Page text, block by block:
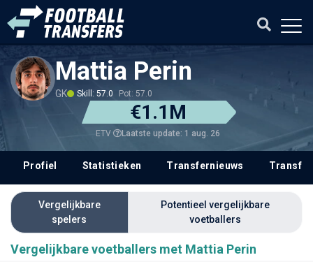
Mattia Perin
GK Skill: 57.0 Pot: 57.0
€1.1M
ETV Laatste update: 1 aug. 26
Profiel Statistieken Transfernieuws
Vergelijkbare
spelers
Potentieel vergelijkbare
voetballers
Vergelijkbare voetballers met Mattia Perin